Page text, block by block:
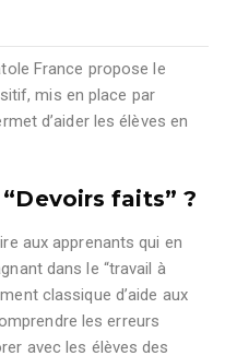
France propose le
mis en place par
d’aider les élèves en
faits” ?
aux apprenants qui en
dans le “travail à
classique d’aide aux
les erreurs
avec les élèves des